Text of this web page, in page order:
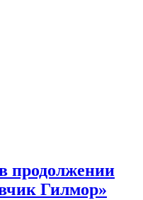
продолжении
Гилмор»